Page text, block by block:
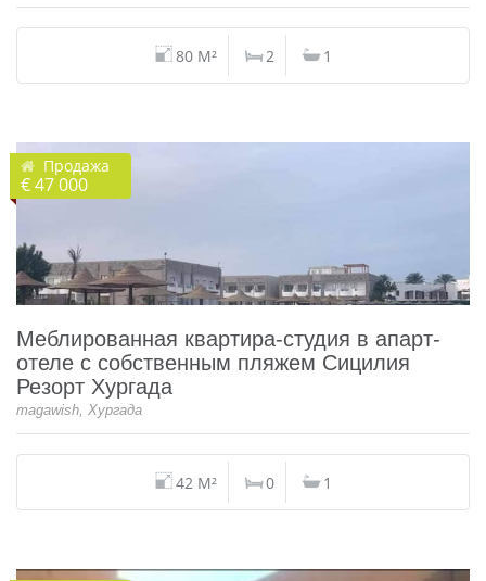
80 M² 2 1
Продажа
€ 47 000
Меблированная квартира-студия в апарт-
отеле с собственным пляжем Сицилия
Резорт Хургада
magawish, Хургада
42 M² 0 1